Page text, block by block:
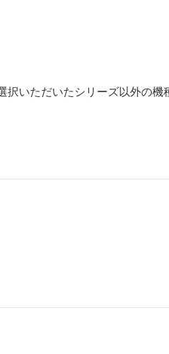
いただいたシリーズ以外の機